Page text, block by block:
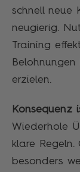
schnell neue
neugierig.
Training
erzielen.
Konsequenz
Wiederhole
klare
besonders